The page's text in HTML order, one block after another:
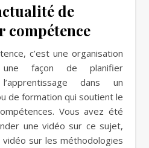
de
compétence
c’est une organisation
façon de planifier
dans un
de formation qui soutient le
Vous avez été
une vidéo sur ce sujet,
sur les méthodologies